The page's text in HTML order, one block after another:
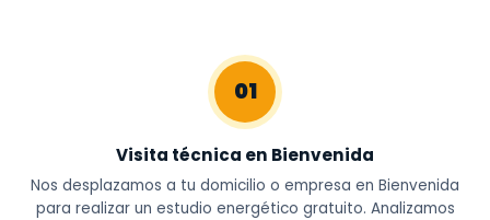
01
Visita técnica en Bienvenida
Nos desplazamos a tu domicilio o empresa en Bienvenida
para realizar un estudio energético gratuito. Analizamos